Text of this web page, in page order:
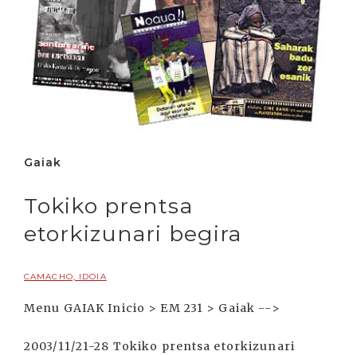
Gaiak
Tokiko prentsa
etorkizunari begira
CAMACHO, IDOIA
Menu GAIAK Inicio > EM 231 > Gaiak -->
2003/11/21-28 Tokiko prentsa etorkizunari